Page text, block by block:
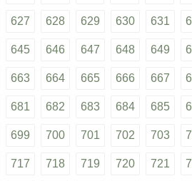
627 628 629 630 631
645 646 647 648 649
663 664 665 666 667
681 682 683 684 685
699 700 701 702 703
717 718 719 720 721